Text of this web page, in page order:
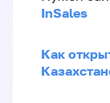
InSales
Как